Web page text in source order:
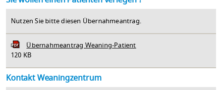
Nutzen Sie bitte diesen Übernahmeantrag.
Übernahmeantrag Weaning-Patient
120 KB
Kontakt Weaningzentrum